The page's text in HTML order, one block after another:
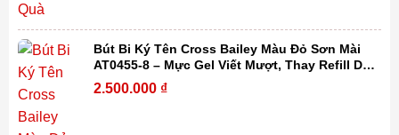
Bút Bi Ký Tên Cross Bailey Màu Đỏ Sơn Mài
AT0455-8 – Mực Gel Viết Mượt, Thay Refill Dễ
Dàng, Kèm Hộp Quà
2.500.000 ₫